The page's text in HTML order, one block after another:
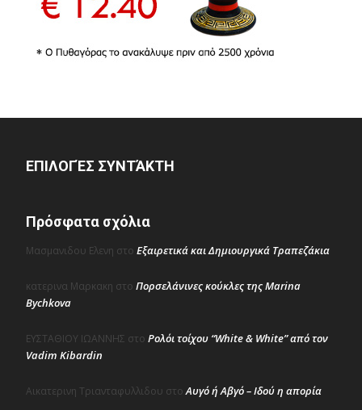
ΕΠΙΛΟΓΈΣ ΣΥΝΤΆΚΤΗ
Πρόσφατα σχόλια
Μασμανιδου Ελενη στο Εξαιρετικά και Δημιουργικά Τραπεζάκια
κατερινα Μαρκακη στο Πορσελάνινες κούκλες της Marina
Bychkova
ΕΥΣΤΑΘΙΟΥ ΙΩΑΝΝΗΣ στο Ρολόι τοίχου “White & White” από τον
Vadim Kibardin
Αικατερινη Τριανταφυλλιδου στοΑυγό ή Αβγό – Ιδού η απορία